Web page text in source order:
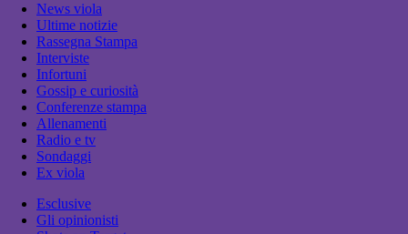
News viola
Ultime notizie
Rassegna Stampa
Interviste
Infortuni
Gossip e curiosità
Conferenze stampa
Allenamenti
Radio e tv
Sondaggi
Ex viola
Esclusive
Gli opinionisti